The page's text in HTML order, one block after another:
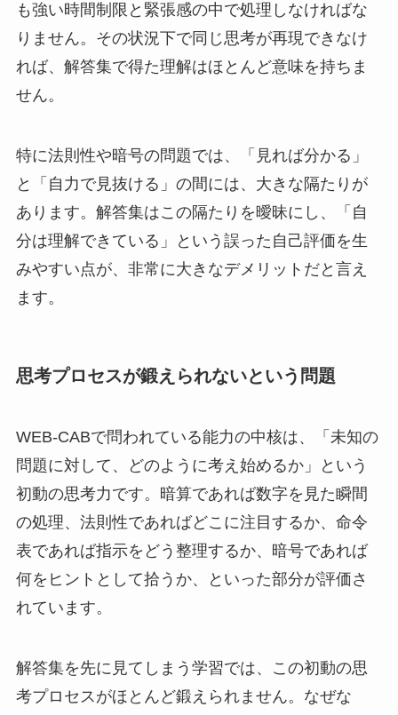
も強い時間制限と緊張感の中で処理しなければな
りません。その状況下で同じ思考が再現できなけ
れば、解答集で得た理解はほとんど意味を持ちま
せん。
特に法則性や暗号の問題では、「見れば分かる」
と「自力で見抜ける」の間には、大きな隔たりが
あります。解答集はこの隔たりを曖昧にし、「自
分は理解できている」という誤った自己評価を生
みやすい点が、非常に大きなデメリットだと言え
ます。
思考プロセスが鍛えられないという問題
WEB-CABで問われている能力の中核は、「未知の
問題に対して、どのように考え始めるか」という
初動の思考力です。暗算であれば数字を見た瞬間
の処理、法則性であればどこに注目するか、命令
表であれば指示をどう整理するか、暗号であれば
何をヒントとして拾うか、といった部分が評価さ
れています。
解答集を先に見てしまう学習では、この初動の思
考プロセスがほとんど鍛えられません。なぜな